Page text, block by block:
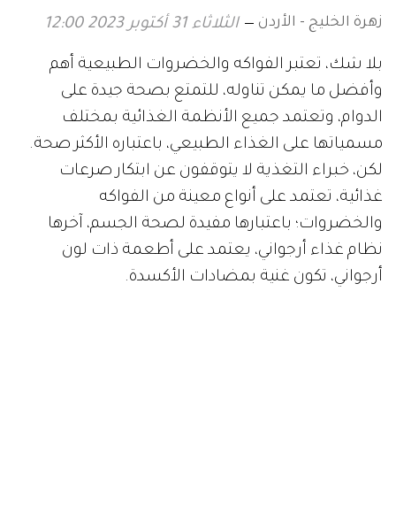
زهرة الخليج - الأردن الثلاثاء 31 أكتوبر 2023 12:00
بلا شك، تعتبر الفواكه والخضروات الطبيعية أهم
وأفضل ما يمكن تناوله، للتمتع بصحة جيدة على
الدوام، وتعتمد جميع الأنظمة الغذائية بمختلف
مسمياتها على الغذاء الطبيعي، باعتباره الأكثر صحة.
لكن، خبراء التغذية لا يتوقفون عن ابتكار صرعات
غذائية، تعتمد على أنواع معينة من الفواكه
والخضروات؛ باعتبارها مفيدة لصحة الجسم، آخرها
نظام غذاء أرجواني، يعتمد على أطعمة ذات لون
أرجواني، تكون غنية بمضادات الأكسدة.